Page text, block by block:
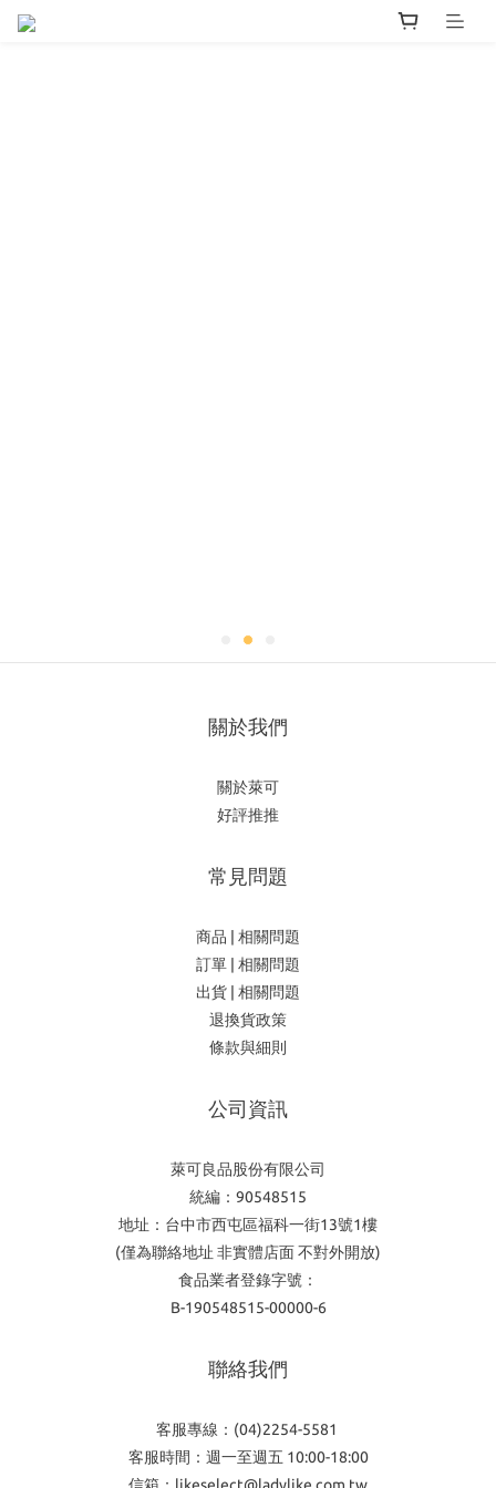
關於我們
關於萊可
好評推推
常見問題
商品 | 相關問題
訂單 | 相關問題
出貨 | 相關問題
退換貨政策
條款與細則
公司資訊
萊可良品股份有限公司
統編：90548515
地址：台中市西屯區福科一街13號1樓
(僅為聯絡地址 非實體店面 不對外開放)
食品業者登錄字號：
B-190548515-00000-6
聯絡我們
客服專線：(04)2254-5581
客服時間：週一至週五 10:00-18:00